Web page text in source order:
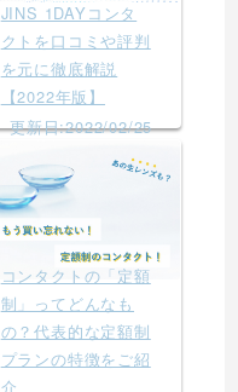
JINS 1DAYコンタ
クトを口コミや評判
を元に徹底解説
【2022年版】
更新日:2022/02/25
コンタクトの「定額
制」ってどんなも
の？代表的な定額制
プランの特徴をご紹
介